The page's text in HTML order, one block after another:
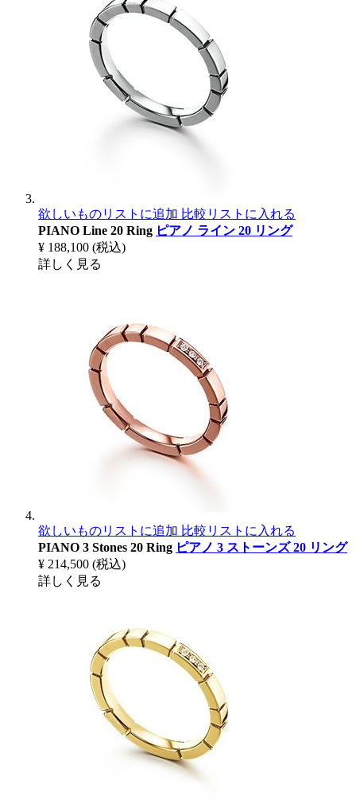
欲しいものリストに追加 比較リストに入れる
PIANO Line 20 Ring ピアノ ライン 20 リング
¥ 188,100 (税込)
詳しく見る
欲しいものリストに追加 比較リストに入れる
PIANO 3 Stones 20 Ring ピアノ 3 ストーンズ 20 リング
¥ 214,500 (税込)
詳しく見る